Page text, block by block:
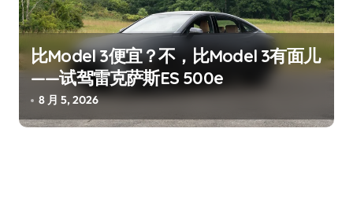
比Model 3便宜？不，比Model 3有面儿
——试驾雷克萨斯ES 500e
8 月 5, 2026